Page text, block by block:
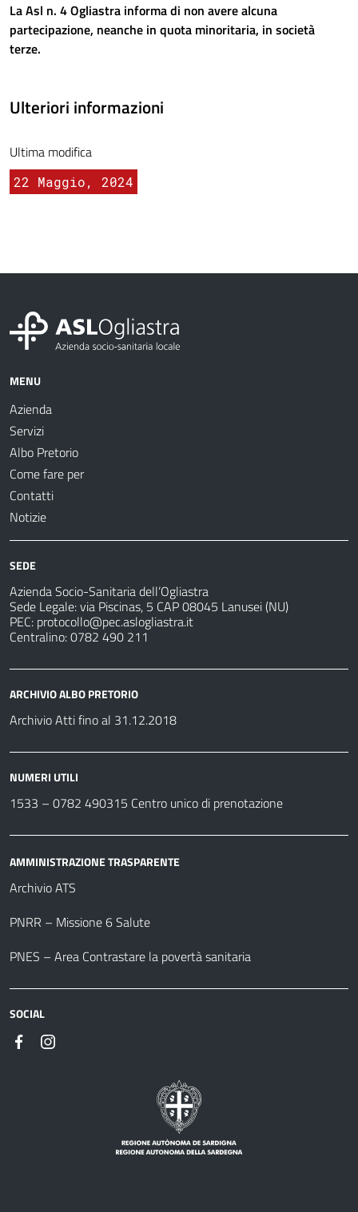
La Asl n. 4 Ogliastra informa di non averealcuna
partecipazione, neanche in quota minoritaria, in società
terze.
Ulteriori informazioni
Ultima modifica
22 Maggio, 2024
MENU
Azienda
Servizi
Albo Pretorio
Come fare per
Contatti
Notizie
SEDE
Azienda Socio-Sanitaria dell’Ogliastra
Sede Legale: via Piscinas, 5 CAP 08045 Lanusei (NU)
PEC: protocollo@pec.aslogliastra.it
Centralino: 0782 490 211
ARCHIVIO ALBO PRETORIO
Archivio Atti fino al 31.12.2018
NUMERI UTILI
1533 – 0782 490315 Centro unico di prenotazione
AMMINISTRAZIONE TRASPARENTE
Archivio ATS
PNRR – Missione 6 Salute
PNES – Area Contrastare la povertà sanitaria
SOCIAL